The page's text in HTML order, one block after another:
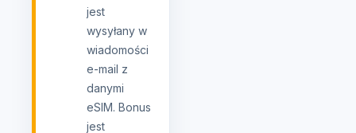
jest
wysyłany w
wiadomości
e-mail z
danymi
eSIM. Bonus
jest